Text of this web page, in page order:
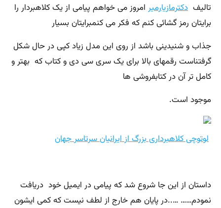
تالیف دکترمازیارمیر امروز می خواهم پیامی از یک کلاهبردار را
برایتان رمز گشائی کنم که فکر می کنمبرایتان بسیار
جذاب و شنیدینی باشد از روی این مدل زیاد کپی در حال شکل
گرفتناست رقمهای بالا برای یک سری سی دی و کتاب که بهتر و
کامل تر آن در کتابفروشی ها
موجود است.
لوتوچی کلاهبرداری بزرگ از ایرانیان سرتاسر جهان
داستان از این جا شروع شد که پیامی در ایمیل خود دریافت
نمودم…… …..در پایان هم خارج از لطف نیست که کمی ایشون